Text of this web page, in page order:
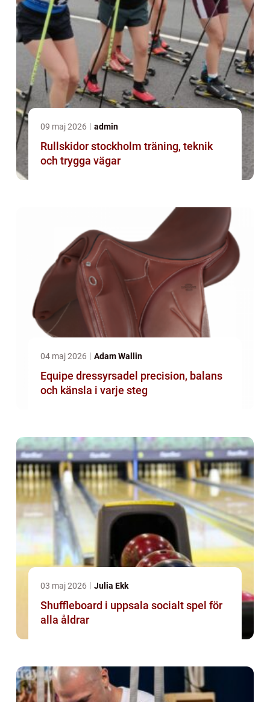
09 maj 2026 admin
Rullskidor stockholm träning, teknik
och trygga vägar
04 maj 2026 Adam Wallin
Equipe dressyrsadel precision, balans
och känsla i varje steg
03 maj 2026 Julia Ekk
Shuffleboard i uppsala socialt spel för
alla åldrar